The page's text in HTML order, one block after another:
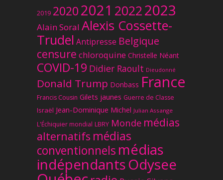
2019 20202021 20222023
Alain Soral Alexis Cossette-
Trudel Antipresse Belgique
censure chloroquine Christelle Néant
COVID-19 Didier Raoult Dieudonné
Donald Trump Donbass France
Francis Cousin Gilets jaunes Guerre de Classe
Israël Jean-Dominique Michel Julian Assange
L'Échiquier mondial LBRY Monde médias
alternatifs médias
conventionnels médias
indépendantsOdysee